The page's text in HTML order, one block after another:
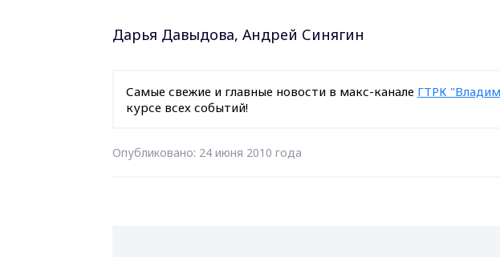
Дарья Давыдова, Андрей Синягин
Самые свежие и главные новости в макс-канале ГТРК
курсе всех событий!
Опубликовано: 24 июня 2010 года